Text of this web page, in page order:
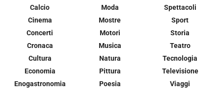
Calcio
Cinema
Concerti
Cronaca
Cultura
Economia
Enogastronomia
Moda
Mostre
Motori
Musica
Natura
Pittura
Poesia
Spettacoli
Sport
Storia
Teatro
Tecnologia
Televisione
Viaggi